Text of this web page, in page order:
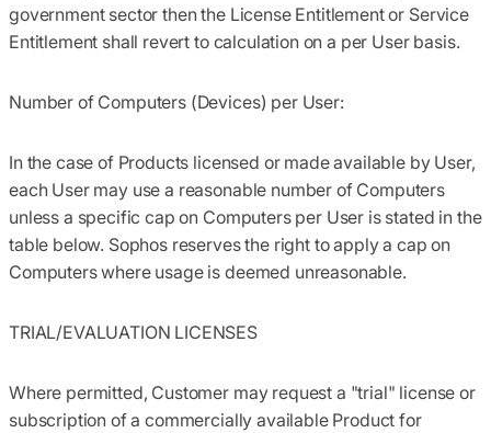
government sector then the License Entitlement or Service
Entitlement shall revert to calculation on a per User basis.
Number of Computers (Devices) per User:
In the case of Products licensed or made available by User,
each User may use a reasonable number of Computers
unless a specific cap on Computers per User is stated in the
table below. Sophos reserves the right to apply a cap on
Computers where usage is deemed unreasonable.
TRIAL/EVALUATION LICENSES
Where permitted, Customer may request a "trial" license or
subscription of a commercially available Product for